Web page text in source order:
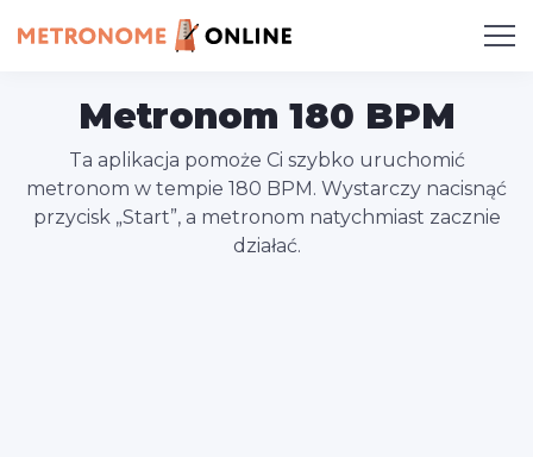
Metronom 180 BPM
Ta aplikacja pomoże Ci szybko uruchomić
metronom w tempie 180 BPM. Wystarczy nacisnąć
przycisk „Start”, a metronom natychmiast zacznie
działać.